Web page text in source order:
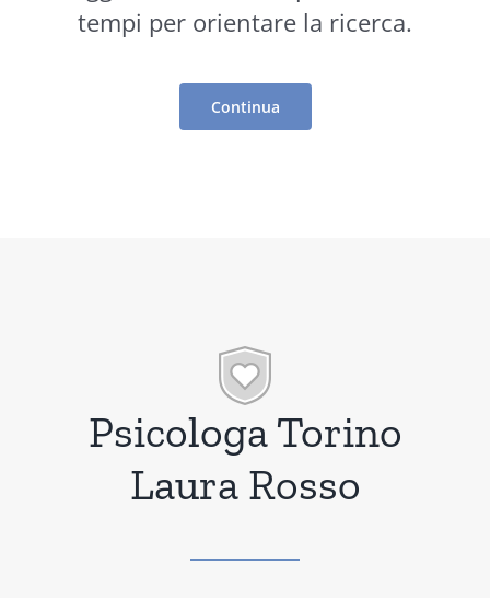
tempi per orientare la ricerca.
Continua
Psicologa Torino
Laura Rosso